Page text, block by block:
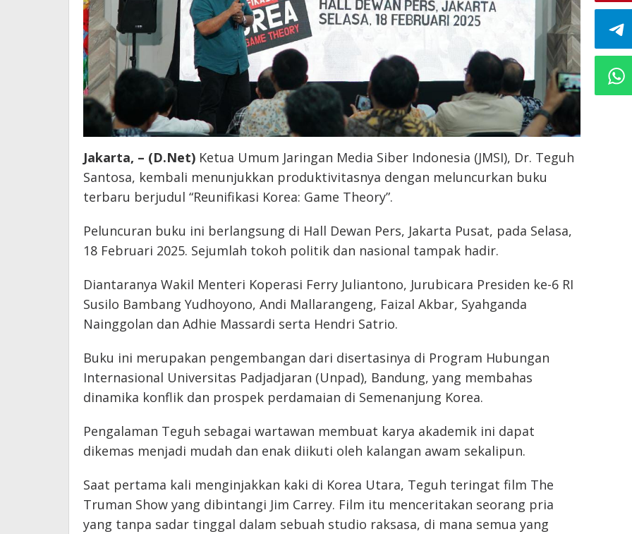
Jakarta, – (D.Net) Ketua Umum Jaringan Media Siber Indonesia (JMSI), Dr. Teguh
Santosa, kembali menunjukkan produktivitasnya dengan meluncurkan buku
terbaru berjudul “Reunifikasi Korea: Game Theory”.
Peluncuran buku ini berlangsung di Hall Dewan Pers, Jakarta Pusat, pada Selasa,
18 Februari 2025. Sejumlah tokoh politik dan nasional tampak hadir.
Diantaranya Wakil Menteri Koperasi Ferry Juliantono, Jurubicara Presiden ke-6 RI
Susilo Bambang Yudhoyono, Andi Mallarangeng, Faizal Akbar, Syahganda
Nainggolan dan Adhie Massardi serta Hendri Satrio.
Buku ini merupakan pengembangan dari disertasinya di Program Hubungan
Internasional Universitas Padjadjaran (Unpad), Bandung, yang membahas
dinamika konflik dan prospek perdamaian di Semenanjung Korea.
Pengalaman Teguh sebagai wartawan membuat karya akademik ini dapat
dikemas menjadi mudah dan enak diikuti oleh kalangan awam sekalipun.
Saat pertama kali menginjakkan kaki di Korea Utara, Teguh teringat film The
Truman Show yang dibintangi Jim Carrey. Film itu menceritakan seorang pria
yang tanpa sadar tinggal dalam sebuah studio raksasa, di mana semua yang